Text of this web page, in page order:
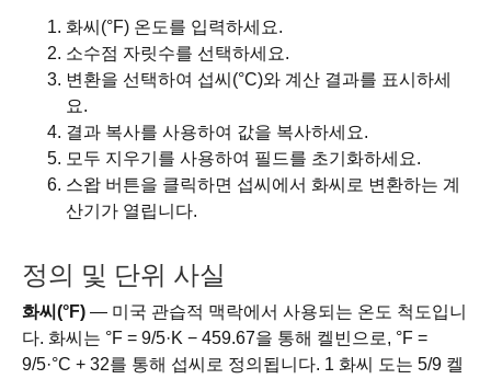
화씨(°F) 온도를 입력하세요.
소수점 자릿수를 선택하세요.
변환을 선택하여 섭씨(°C)와 계산 결과를 표시하세
요.
결과 복사를 사용하여 값을 복사하세요.
모두 지우기를 사용하여 필드를 초기화하세요.
스왑 버튼을 클릭하면 섭씨에서 화씨로 변환하는 계
산기가 열립니다.
정의 및 단위 사실
화씨(°F) — 미국 관습적 맥락에서 사용되는 온도 척도입니
다. 화씨는 °F = 9/5·K − 459.67을 통해 켈빈으로, °F =
9/5·°C + 32를 통해 섭씨로 정의됩니다. 1 화씨 도는 5/9 켈